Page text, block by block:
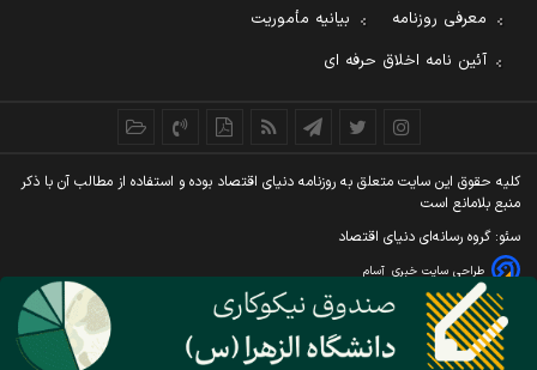
معرفی روزنامه
بیانیه مأموریت
آئین نامه اخلاق حرفه ای
کليه حقوق اين سايت متعلق به روزنامه دنيای اقتصاد بوده و استفاده از مطالب آن با ذکر
منبع بلامانع است
سئو: گروه رسانه‌ای دنیای اقتصاد
طراحی سایت خبری آسام